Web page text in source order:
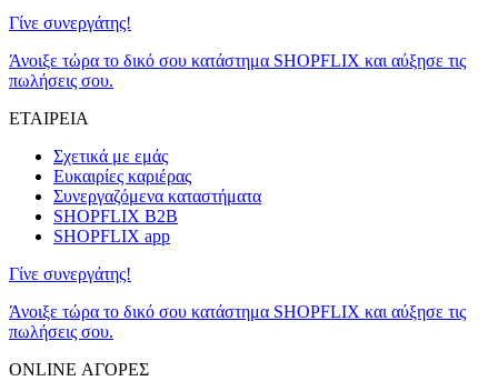
Γίνε συνεργάτης!
Άνοιξε τώρα το δικό σου κατάστημα SHOPFLIX και αύξησε τις
πωλήσεις σου.
ΕΤΑΙΡΕΙΑ
Σχετικά με εμάς
Ευκαιρίες καριέρας
Συνεργαζόμενα καταστήματα
SHOPFLIX B2B
SHOPFLIX app
Γίνε συνεργάτης!
Άνοιξε τώρα το δικό σου κατάστημα SHOPFLIX και αύξησε τις
πωλήσεις σου.
ONLINE ΑΓΟΡΕΣ